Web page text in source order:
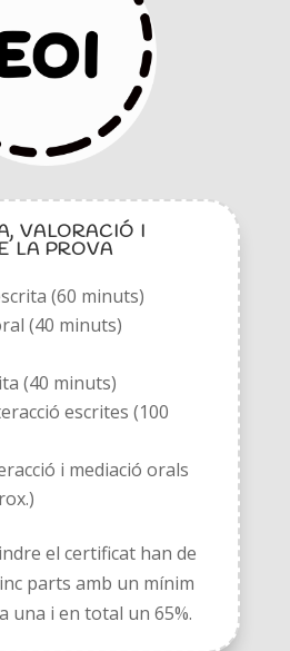
VALORACIÓ I
LA PROVA
(60 minuts)
(40 minuts)
(40 minuts)
escrites (100
i mediació orals
el certificat han de
parts amb un mínim
una i en total un 65%.